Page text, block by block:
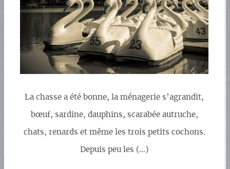
La chasse a été bonne, la ménagerie s’agrandit,
bœuf, sardine, dauphins, scarabée autruche,
chats, renards et même les trois petits cochons.
Depuis peu les (…)